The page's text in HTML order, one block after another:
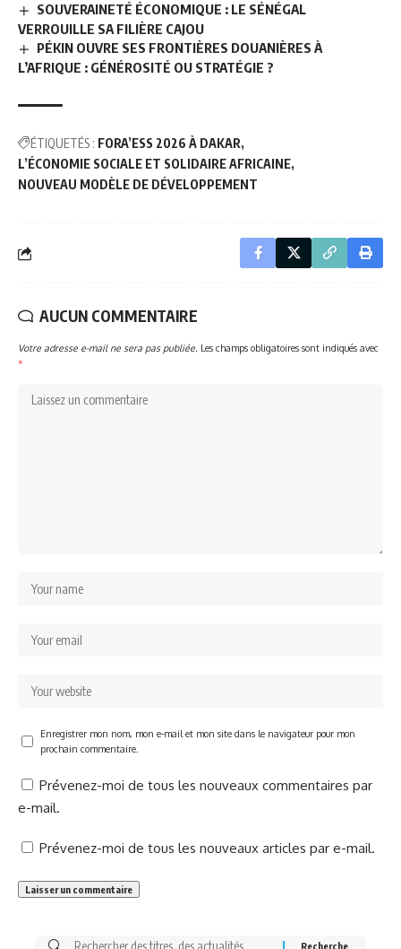
SOUVERAINETÉ ÉCONOMIQUE : LE SÉNÉGAL
VERROUILLE SA FILIÈRE CAJOU
PÉKIN OUVRE SES FRONTIÈRES DOUANIÈRES À
L’AFRIQUE : GÉNÉROSITÉ OU STRATÉGIE ?
ÉTIQUETÉS : FORA’ESS 2026 À DAKAR
L’ÉCONOMIE SOCIALE ET SOLIDAIRE AFRICAINE
NOUVEAU MODÈLE DE DÉVELOPPEMENT
AUCUN COMMENTAIRE
Votre adresse e-mail ne sera pas publiée. Les champs obligatoires sont indiqués avec
*
Enregistrer mon nom, mon e-mail et mon site dans le navigateur pour mon
prochain commentaire.
Prévenez-moi de tous les nouveaux commentaires par
e-mail.
Prévenez-moi de tous les nouveaux articles par e-mail.